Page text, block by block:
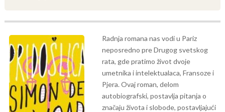
Radnja romana nas vodi u Pariz
neposredno pre Drugog svetskog
rata, gde pratimo život dvoje
umetnika i intelektualaca, Fransoze i
Pjera. Ovaj roman, delom
autobiografski, postavlja pitanja o
značaju života i slobode, postavljajući